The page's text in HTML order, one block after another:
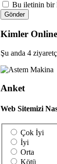
Bu iletinin bir
Gönder
Kimler Online
Şu anda 4
Anket
Web Sitemizi
Çok İyi
İyi
Orta
Kötü